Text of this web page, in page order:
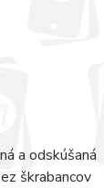
a odskúšaná
škrabancov